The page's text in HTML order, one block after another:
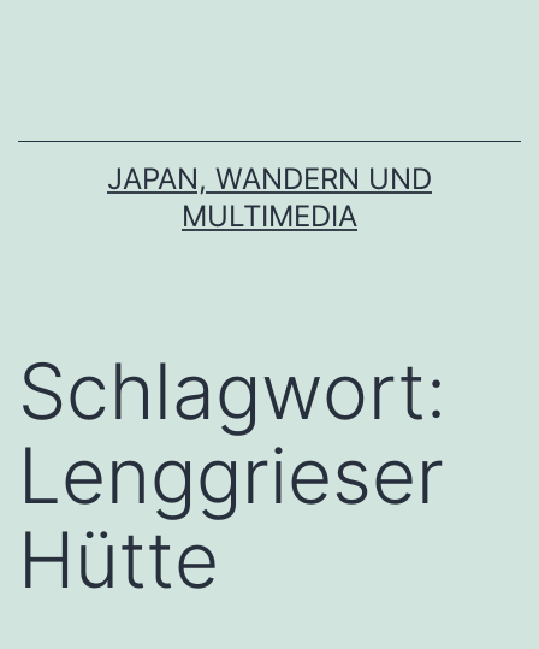
JAPAN, WANDERN UND
MULTIMEDIA
Schlagwort:
Lenggrieser
Hütte